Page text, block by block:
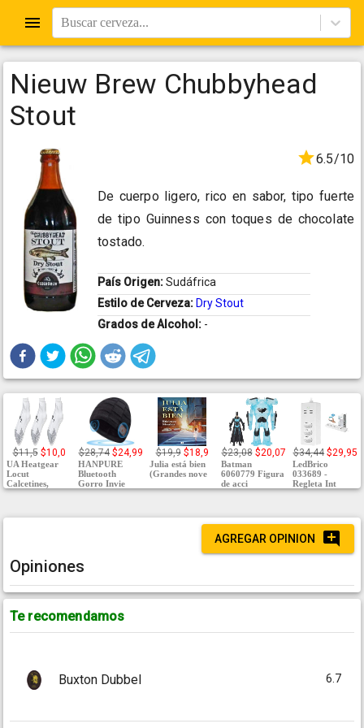
Buscar cerveza...
Nieuw Brew Chubbyhead
Stout
6.5/10
De cuerpo ligero, rico en sabor, tipo fuerte
de tipo Guinness con toques de chocolate
tostado.
País Origen:Sudáfrica
Estilo de Cerveza: Dry Stout
Grados de Alcohol: -
$11,5 $10,0
UA Heatgear
Locut
Calcetines,
$28,74 $24,99
HANPURE
Bluetooth
Gorro Invie
$19,9 $18,9
Julia está bien
(Grandes nove
$23,08 $20,07
Batman
6060779 Figura
de acci
$34,44 $29,95
LedBrico
033689 -
Regleta Int
AGREGAR OPINION
Opiniones
Te recomendamos
Buxton Dubbel 6.7